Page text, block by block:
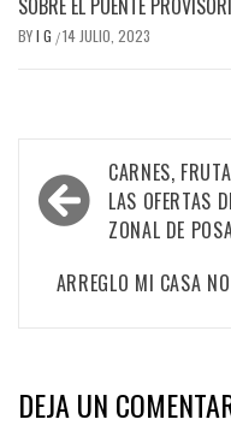
SOBRE EL PUENTE
BYI G /14 JULIO, 2023
Navegación
de
entradas
CARNES,
LAS OFERTAS
ZONAL DE
ARREGLO MI CASA
DEJA UN